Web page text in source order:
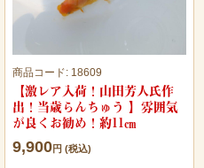
商品コード: 18609
【激レア入荷！山田芳人氏作
出！当歳らんちゅう 】雰囲気
が良くお勧め！約11㎝
9,900円 (税込)